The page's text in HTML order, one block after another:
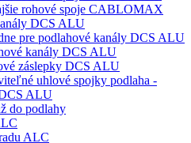
rohové spoje CABLOMAX
DCS ALU
pre podlahové kanály DCS ALU
kanály DCS ALU
záslepky DCS ALU
uhlové spojky podlaha -
ALU
do podlahy
ALC